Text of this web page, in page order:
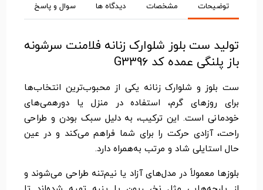
توضیحات مشخصات دیدگاه ها سوال و پاسخ
تولید ست بلوز شلوارک زنانه فلامنت سرشونه
باز پلنگی عمده کد G3396
ست بلوز و شلوارک زنانه یکی از محبوب‌ترین انتخاب‌ها
برای روزهای گرم، استفاده در منزل یا دورهمی‌های
خودمانی است. این ترکیب، به دلیل سبک بودن و طراحی
راحت، آزادی حرکت را برای شما فراهم می‌کند و در عین
حال استایلی شاد و مرتب به‌همراه دارد.
بلوزها معمولاً در مدل‌های آزاد یا نیم‌تنه طراحی می‌شوند و